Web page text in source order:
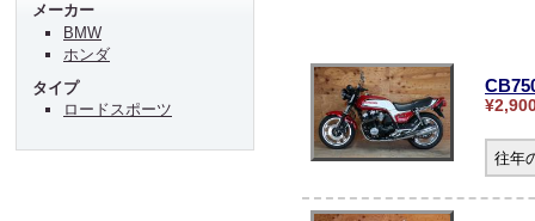
往年
メーカー
BMW
ホンダ
タイプ
ロードスポーツ